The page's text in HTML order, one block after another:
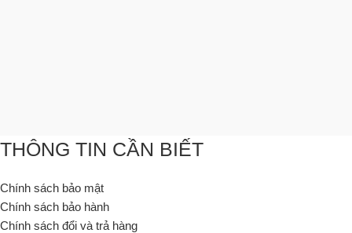
THÔNG TIN CẦN BIẾT
Chính sách bảo mật
Chính sách bảo hành
Chính sách đổi và trả hàng